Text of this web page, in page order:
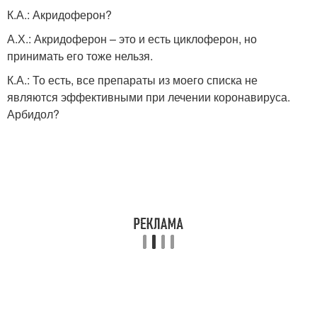
К.А.: Акридоферон?
А.Х.: Акридоферон – это и есть циклоферон, но
принимать его тоже нельзя.
К.А.: То есть, все препараты из моего списка не
являются эффективными при лечении коронавируса.
Арбидол?